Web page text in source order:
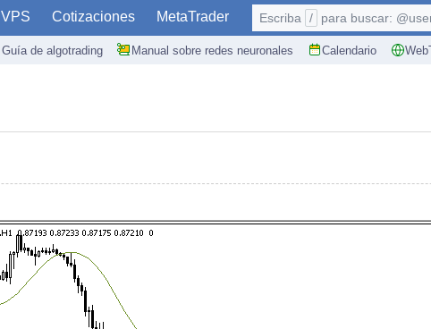
VPS Cotizaciones MetaTrader
Guía de algotrading Manual sobre redes neuronales Calendario
Escriba / para buscar: